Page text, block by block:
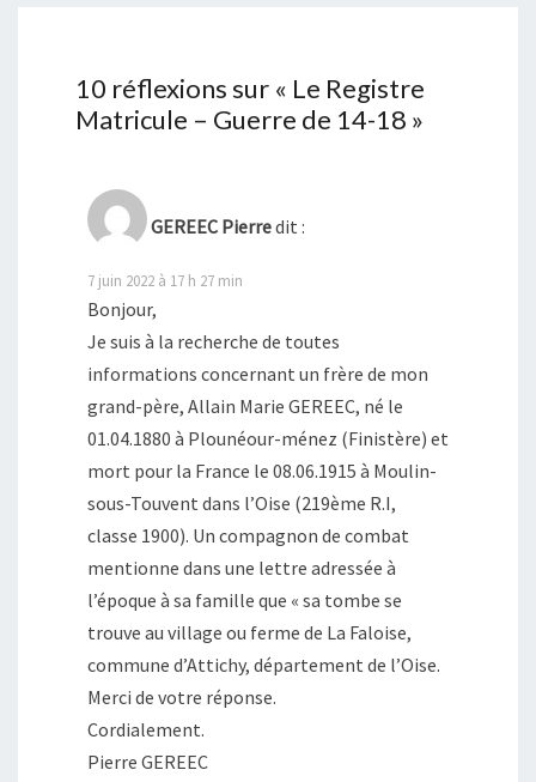
10 réflexions sur « Le Registre
Matricule – Guerre de 14-18 »
GEREEC Pierredit :
7 juin 2022 à 17 h 27 min
Bonjour,
Je suis à la recherche de toutes
informations concernant un frère de mon
grand-père, Allain Marie GEREEC, né le
01.04.1880 à Plounéour-ménez (Finistère) et
mort pour la France le 08.06.1915 à Moulin-
sous-Touvent dans l’Oise (219ème R.I,
classe 1900). Un compagnon de combat
mentionne dans une lettre adressée à
l’époque à sa famille que « sa tombe se
trouve au village ou ferme de La Faloise,
commune d’Attichy, département de l’Oise.
Merci de votre réponse.
Cordialement.
Pierre GEREEC